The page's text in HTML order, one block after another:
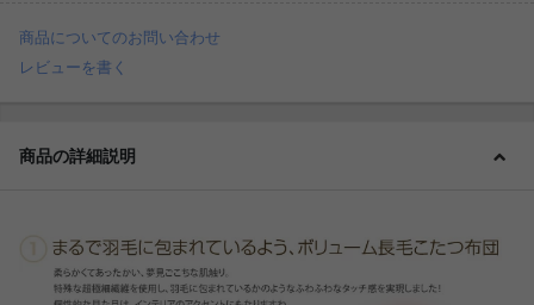
商品についてのお問い合わせ
レビューを書く
商品の詳細説明